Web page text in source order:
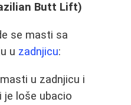
Butt Lift)
se masti sa
u zadnjicu:
u zadnjicu i
je loše ubacio